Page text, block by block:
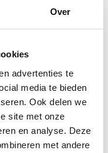
Over
advertenties te
media te bieden
Ook delen we
site met onze
en analyse. Deze
met andere